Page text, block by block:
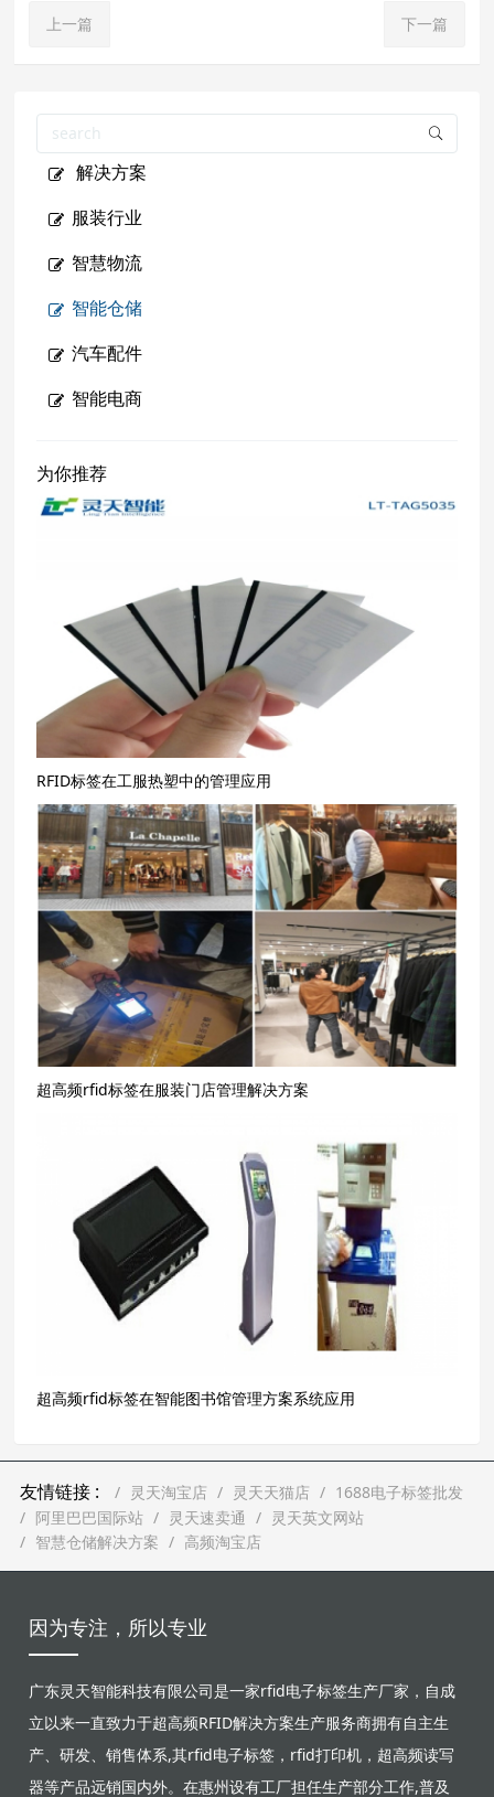
上一篇 下一篇
解决方案
服装行业
智慧物流
智能仓储
汽车配件
智能电商
为你推荐
RFID标签在工服热塑中的管理应用
超高频rfid标签在服装门店管理解决方案
超高频rfid标签在智能图书馆管理方案系统应用
友情链接 : 灵天淘宝店 灵天天猫店
1688电子标签批发
阿里巴巴国际站
灵天速卖通
灵天英文网站
智慧仓储解决方案
高频淘宝店
因为专注，所以专业
广东灵天智能科技有限公司是一家rfid电子标签生产厂家，自成
立以来一直致力于超高频RFID解决方案生产服务商拥有自主生
产、研发、销售体系,其rfid电子标签，rfid打印机，超高频读写
器等产品远销国内外。在惠州设有工厂担任生产部分工作,普及